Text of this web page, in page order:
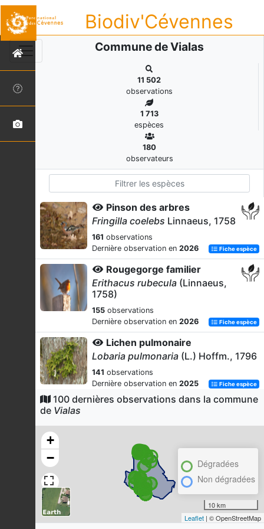
Biodiv'Cévennes
Commune de Vialas
11 502
observations
1 713
espèces
180
observateurs
Pinson des arbres
Fringilla coelebs Linnaeus, 1758
161 observations
Dernière observation en 2026 Fiche espèce
Rougegorge familier
Erithacus rubecula (Linnaeus,
1758)
155 observations
Dernière observation en 2026 Fiche espèce
Lichen pulmonaire
Lobaria pulmonaria (L.) Hoffm., 1796
141 observations
Dernière observation en 2025 Fiche espèce
Merle noir
Dernière observation en
Coucou gris
Cuculus canorusLinnaeus, 1758
observations
Fiche espèce
100 dernières observations dans la commune
de Vialas
+
−
Dégradées
Non dégradées
10 km
Leaflet | © OpenStreetMap